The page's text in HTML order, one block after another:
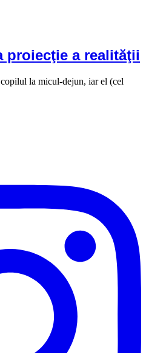
proiecţie a realităţii
la micul-dejun, iar el (cel